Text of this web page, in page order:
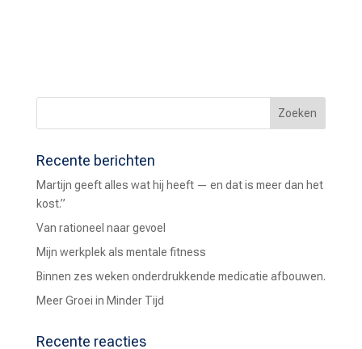
Recente berichten
Martijn geeft alles wat hij heeft — en dat is meer dan het
kost.”
Van rationeel naar gevoel
Mijn werkplek als mentale fitness
Binnen zes weken onderdrukkende medicatie afbouwen.
Meer Groei in Minder Tijd
Recente reacties